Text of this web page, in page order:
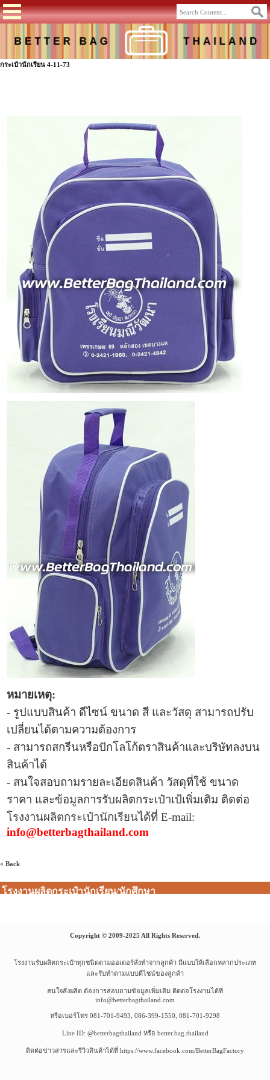
กระเป๋านักเรียน 4-11-73
หมายเหตุ:
- รูปแบบสินค้า ดีไซน์ ขนาด สี และวัสดุ สามารถปรับ
เปลี่ยนได้ตามความต้องการ
- สามารถสกรีนหรือปักโลโก้ตราสินค้าและบริษัทลงบน
สินค้าได้
- สนใจสอบถามรายละเอียดสินค้า วัสดุที่ใช้ ขนาด
ราคา และข้อมูลการรับผลิตกระเป๋าเป้เพิ่มเติม ติดต่อ
โรงงานผลิตกระเป๋านักเรียนได้ที่E-mail:
info@betterbagthailand.com
« Back
โรงงานผลิตกระเป๋านักเรียน/นักศึกษา
Copyright © 2009-2025 All Rights Reserved.
โรงงานรับผลิตกระเป๋าทุกชนิดตามออเดอร์สั่งทำจากลูกค้า มีแบบให้เลือกหลากประเภท
และรับทำตามแบบดีไซน์ของลูกค้า
สนใจสั่งผลิต ต้องการสอบถามข้อมูลเพิ่มเติม ติดต่อโรงงานได้ที่
info@betterbagthailand.com
หรือเบอร์โทร 081-701-9493, 086-399-1550, 081-701-9298
Line ID: @betterbagthailand หรือ better.bag.thailand
ติดต่อข่าวสารและรีวิวสินค้าได้ที่ https://www.facebook.com/BetterBagFactory